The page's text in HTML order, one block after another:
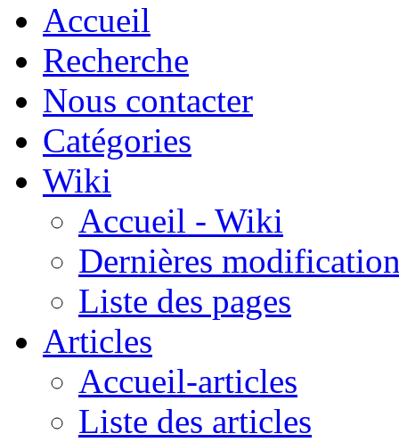
Accueil
Recherche
Nous contacter
Catégories
Wiki
Accueil - Wiki
Dernières
Liste des pages
Articles
Accueil-articles
Liste des articles